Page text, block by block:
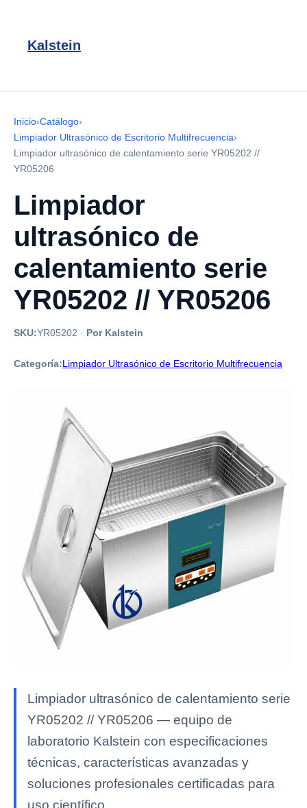
Kalstein
Inicio›Catálogo›
Limpiador Ultrasónico de Escritorio Multifrecuencia›
Limpiador ultrasónico de calentamiento serie YR05202 //
YR05206
Limpiador
ultrasónico de
calentamiento serie
YR05202 // YR05206
SKU:YR05202 · Por Kalstein
Categoría:Limpiador Ultrasónico de Escritorio Multifrecuencia
Limpiador ultrasónico de calentamiento serie
YR05202 // YR05206 — equipo de
laboratorio Kalstein con especificaciones
técnicas, características avanzadas y
soluciones profesionales certificadas para
uso científico.